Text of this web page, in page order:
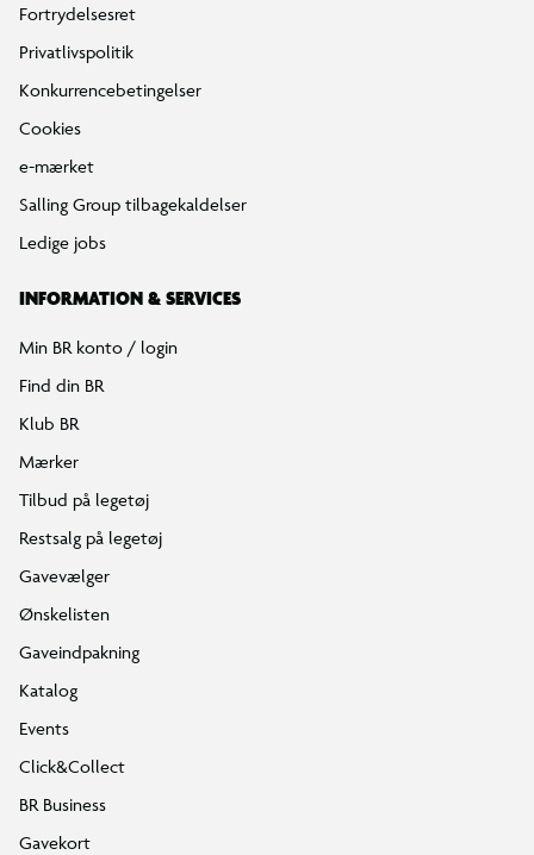
Fortrydelsesret
Privatlivspolitik
Konkurrencebetingelser
Cookies
e-mærket
Salling Group tilbagekaldelser
Ledige jobs
INFORMATION & SERVICES
Min BR konto / login
Find din BR
Klub BR
Mærker
Tilbud på legetøj
Restsalg på legetøj
Gavevælger
Ønskelisten
Gaveindpakning
Katalog
Events
Click&Collect
BR Business
Gavekort